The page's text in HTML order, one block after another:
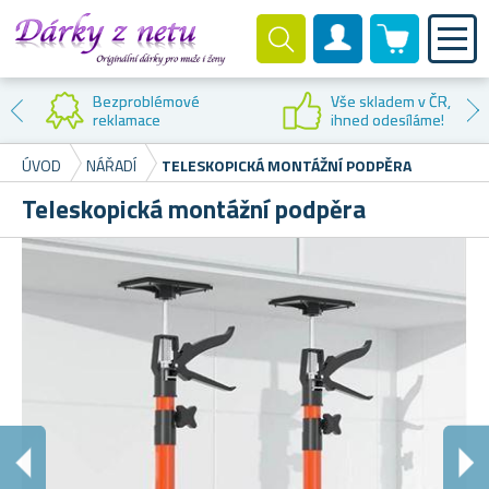
Zákaznický účet
0 produktů
Bezproblémové
reklamace
Vše skladem v ČR,
ihned odesíláme!
ÚVOD
NÁŘADÍ TELESKOPICKÁ MONTÁŽNÍ PODPĚRA
Teleskopická montážní podpěra